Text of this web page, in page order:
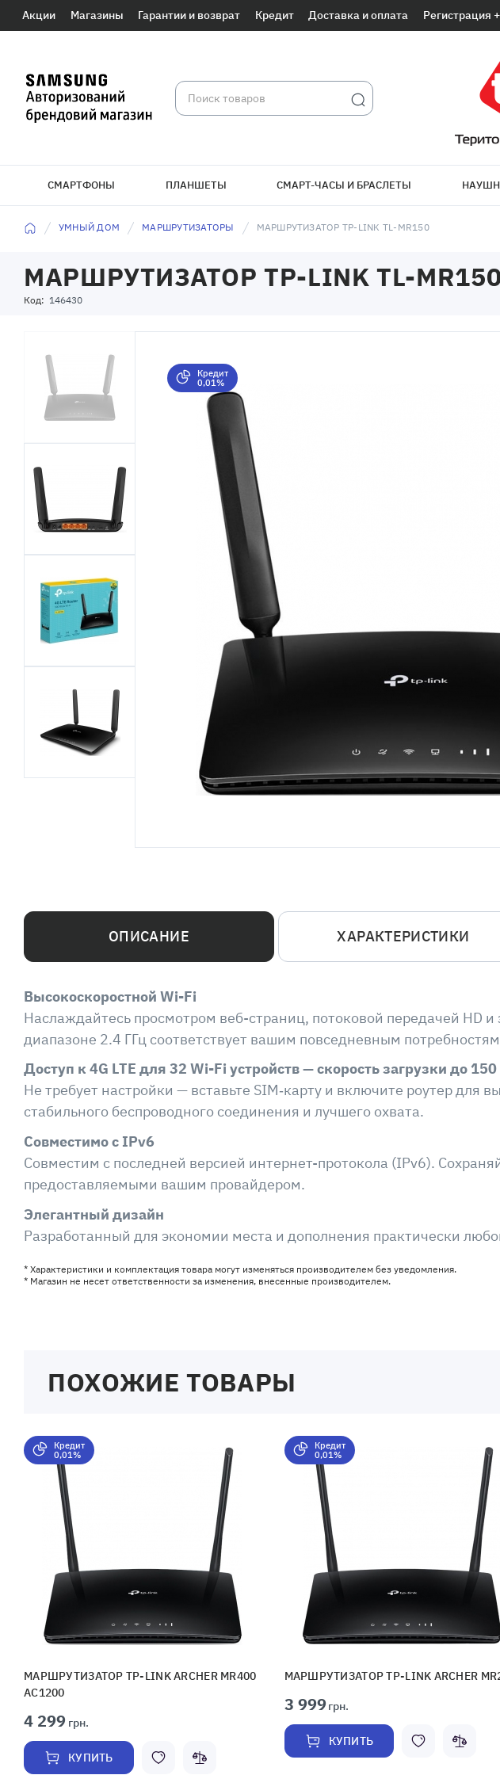
Акции Магазины Гарантии и возврат Кредит Доставка и оплата Регистрация
СМАРТФОНЫ ПЛАНШЕТЫ СМАРТ-ЧАСЫ И БРАСЛЕТЫ
УМНЫЙ ДОМ МАРШРУТИЗАТОРЫ МАРШРУТИЗАТОР TP-LINK TL-MR150
МАРШРУТИЗАТОР TP-LINK TL-
Код: 146430
Кредит
0,01%
ОПИСАНИЕ
Высокоскоростной Wi-Fi
Наслаждайтесь просмотром веб-страниц, потоковой передачей HD
диапазоне 2.4 ГГц соответствует вашим повседневным
Доступ к 4G LTE для 32 Wi-Fi устройств — скорость загрузки до
Не требует настройки — вставьте SIM‑карту и включите роутер
стабильного беспроводного соединения и лучшего охвата.
Совместимо с IPv6
Совместим с последней версией интернет-протокола (IPv6).
предоставляемыми вашим провайдером.
Элегантный дизайн
Разработанный для экономии места и дополнения практически
* Характеристики и комплектация товара могут изменяться производителем без уведомления.
* Магазин не несет ответственности за изменения, внесенные производителем.
ХАРАКТЕРИСТИКИ
ПОХОЖИЕ ТОВАРЫ
Кредит
0,01%
МАРШРУТИЗАТОР TP-LINK ARCHER MR400
AC1200
4 299 грн.
КУПИТЬ
Кредит
0,01%
МАРШРУТИЗАТОР TP-LINK ARCHER
3 999грн.
КУПИТЬ